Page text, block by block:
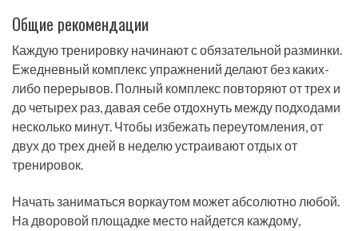
Общие рекомендации
Каждую тренировку начинают с обязательной разминки.
Ежедневный комплекс упражнений делают без каких-
либо перерывов. Полный комплекс повторяют от трех и
до четырех раз, давая себе отдохнуть между подходами
несколько минут. Чтобы избежать переутомления, от
двух до трех дней в неделю устраивают отдых от
тренировок.
Начать заниматься воркаутом может абсолютно любой.
На дворовой площадке место найдется каждому,